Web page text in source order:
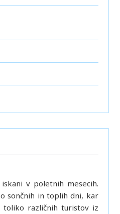
v poletnih mesecih.
sončnih in toplih dni, kar
toliko različnih turistov iz